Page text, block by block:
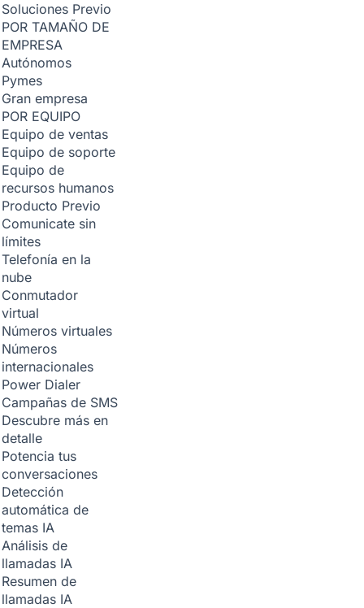
Soluciones Previo
POR TAMAÑO DE
EMPRESA
Autónomos
Pymes
Gran empresa
POR EQUIPO
Equipo de ventas
Equipo de soporte
Equipo de
recursos humanos
Producto Previo
Comunicate sin
límites
Telefonía en la
nube
Conmutador
virtual
Números virtuales
Números
internacionales
Power Dialer
Campañas de SMS
Descubre más en
detalle
Potencia tus
conversaciones
Detección
automática de
temas IA
Análisis de
llamadas IA
Resumen de
llamadas IA